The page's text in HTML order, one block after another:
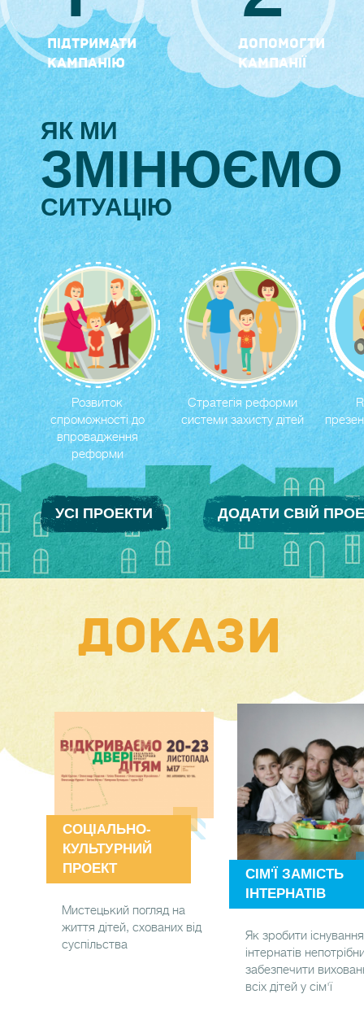
ПІДТРИМАТИ
КАМПАНІЮ
ДОПОМОГТИ
КАМПАНІЇ
ЯК МИ
ЗМIНЮЄМО
СИТУАЦIЮ
Розвиток
спроможності до
впровадження
реформи
Стратегія реформи
системи захисту дітей
УСI ПРОЕКТИ ДОДАТИ СВIЙ
ДОКАЗИ
СОЦІАЛЬНО-
КУЛЬТУРНИЙ
ПРОЕКТ
Мистецький погляд на
життя дітей, схованих від
суспільства
СІМ'Ї ЗАМІСТЬ
ІНТЕРНАТІВ
Як зробити існування
інтернатів
забезпечити
всіх дітей у сім'ї